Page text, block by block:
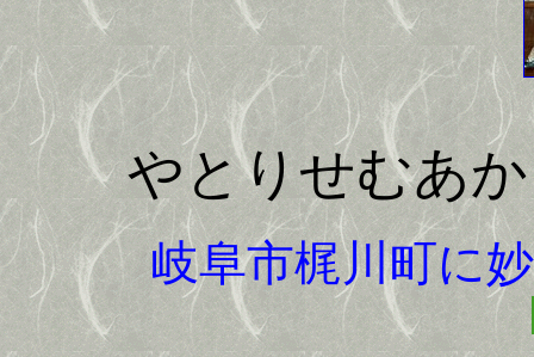
やとりせむあ
岐阜市梶川町に